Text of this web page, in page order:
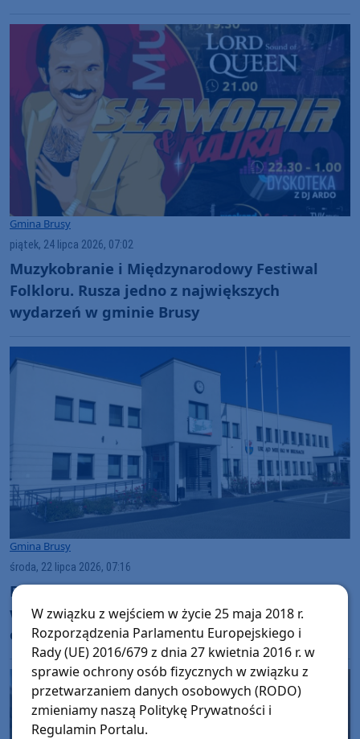
Gmina Brusy
piątek, 24 lipca 2026, 07:02
Muzykobranie i Międzynarodowy Festiwal
Folkloru. Rusza jedno z największych
wydarzeń w gminie Brusy
Gmina Brusy
środa, 22 lipca 2026, 07:16
Budowa drogi z Wielkich Chełmów do Krówni
w gminie Brusy zakończona. Trwa procedura
odbiorowa
W związku z wejściem w życie 25 maja 2018 r.
Rozporządzenia Parlamentu Europejskiego i
Rady (UE) 2016/679 z dnia 27 kwietnia 2016 r. w
sprawie ochrony osób fizycznych w związku z
przetwarzaniem danych osobowych (RODO)
zmieniamy naszą Politykę Prywatności i
Regulamin Portalu.